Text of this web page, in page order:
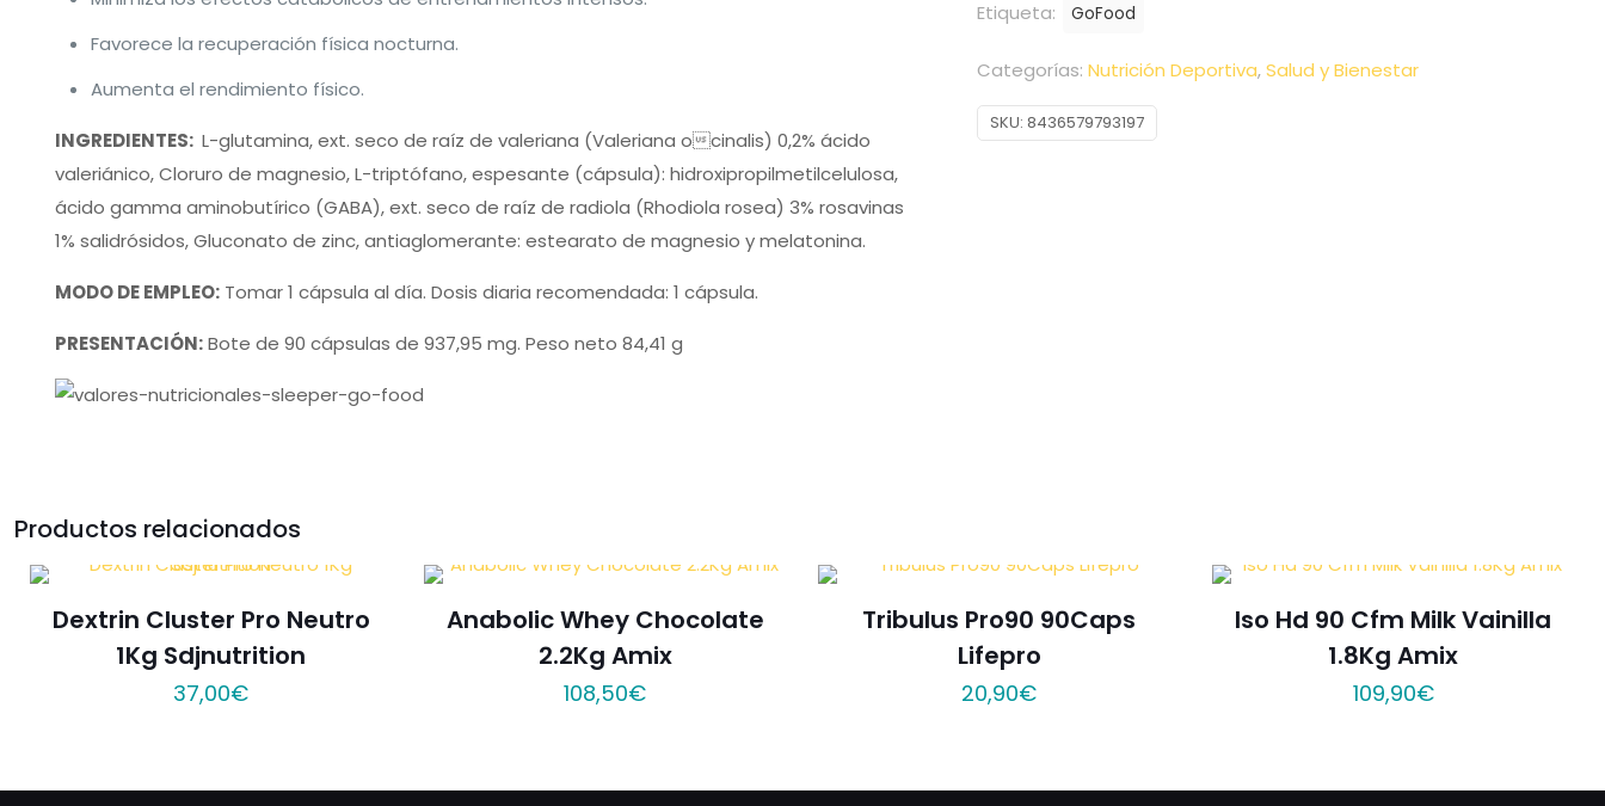
Favorece la recuperación física nocturna.
Aumenta el rendimiento físico.
INGREDIENTES: L-glutamina, ext. seco de raíz de valeriana (Valeriana ocinalis) 0,2% ácido
valeriánico, Cloruro de magnesio, L-triptófano, espesante (cápsula): hidroxipropilmetilcelulosa,
ácido gamma aminobutírico (GABA), ext. seco de raíz de radiola (Rhodiola rosea) 3% rosavinas
1% salidrósidos, Gluconato de zinc, antiaglomerante: estearato de magnesio y melatonina.
MODO DE EMPLEO: Tomar 1 cápsula al día. Dosis diaria recomendada: 1 cápsula.
PRESENTACIÓN:Bote de 90 cápsulas de 937,95 mg. Peso neto 84,41 g
Etiqueta: GoFood
Categorías:Nutrición Deportiva,Salud y Bienestar
SKU:8436579793197
Productos relacionados
Dextrin Cluster Pro Neutro
1Kg Sdjnutrition
37,00€
Anabolic Whey Chocolate
2.2Kg Amix
108,50€
Tribulus Pro90 90Caps
Lifepro
20,90€
Iso Hd 90 Cfm Milk Vainilla
1.8Kg Amix
109,90€